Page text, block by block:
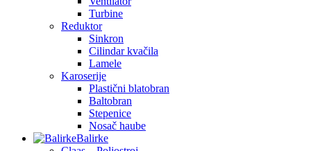
Turbine
Reduktor
Sinkron
Cilindar kvačila
Lamele
Karoserije
Plastični blatobran
Baltobran
Stepenice
Nosač haube
Balirke